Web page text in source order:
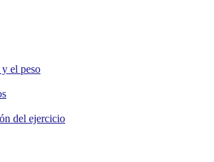
el peso
del ejercicio